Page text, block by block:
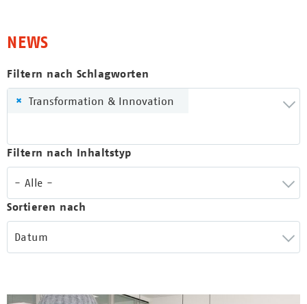
NEWS
Filtern nach Schlagworten
× Transformation & Innovation
Filtern nach Inhaltstyp
- Alle -
Sortieren nach
Datum